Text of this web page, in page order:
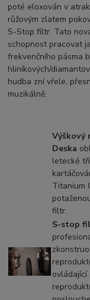
poté eloxován v
růžovým zlatem
S-Stop filtr. Tato
schopnost pracovat
frekvenčního pásma
hliníkových/
hudba zní vřele,
muzikálně.
Výškový
Deska
letecké
Titanium
filtr.
S-stop
ovládající